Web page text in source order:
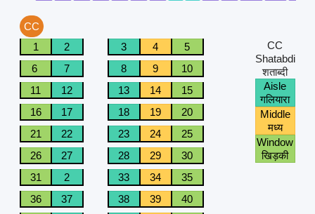
CC
1
2 3 4
5
6
7 8 9
10
11
12 13 14
15
16
17 18 19
20
21
22 23 24
25
26
27 28 29
30
31
2 33 34
35
36
37 38 39
40
CC
Shatabdi
शताब्दी
Aisle
गलियारा
Middle
मध्य
Window
खिड़की